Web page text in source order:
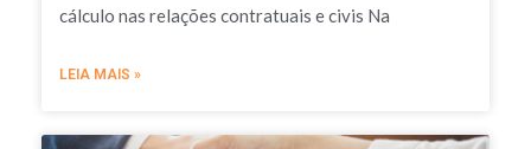
cálculo nas relações contratuais e civis Na
LEIA MAIS »